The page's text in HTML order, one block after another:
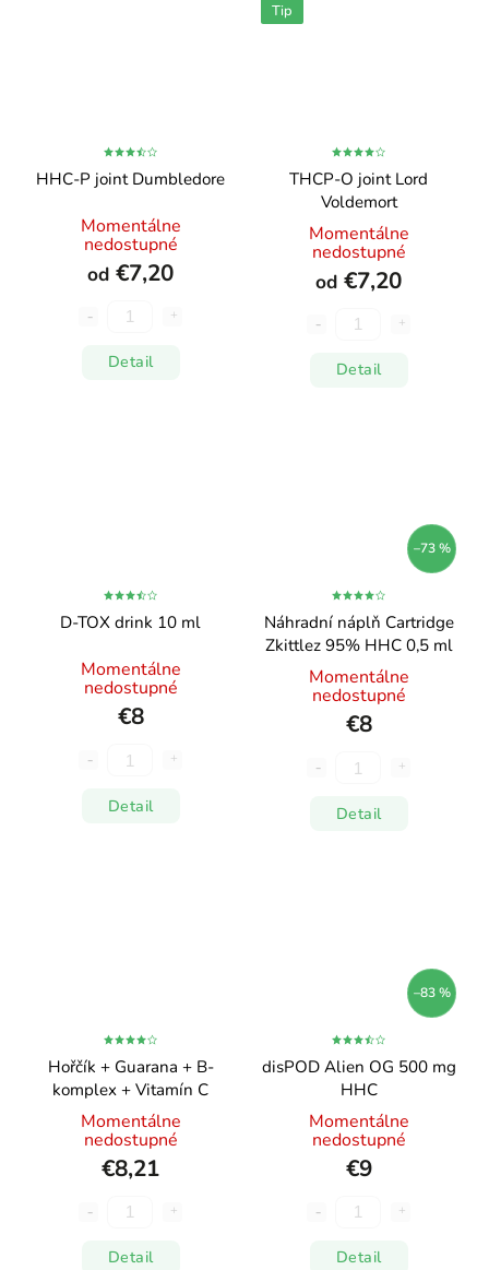
HHC-P joint Dumbledore
Momentálne
nedostupné
od €7,20
Detail
Tip
THCP-O joint Lord
Voldemort
Momentálne
nedostupné
od €7,20
Detail
D-TOX drink 10 ml
Momentálne
nedostupné
€8
Detail
–73 %
Náhradní náplň Cartridge
Zkittlez 95% HHC 0,5 ml
Momentálne
nedostupné
€8
Detail
Hořčík + Guarana + B-
komplex + Vitamín C
Momentálne
nedostupné
€8,21
Detail
–83 %
disPOD Alien OG 500 mg
HHC
Momentálne
nedostupné
€9
Detail